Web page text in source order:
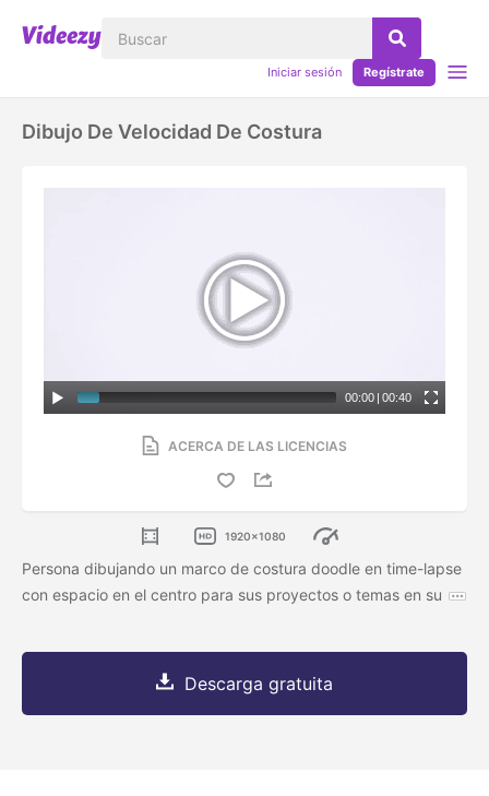
Iniciar sesión Regístrate
Dibujo De Velocidad De Costura
00:00 | 00:40
ACERCA DE LAS LICENCIAS
1920x1080
Persona dibujando un marco de costura doodle en time-lapse
con espacio en el centro para sus proyectos o temas en su
Descarga gratuita